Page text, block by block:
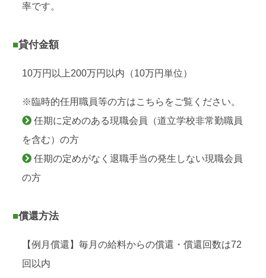
率です。
■貸付金額
10万円以上200万円以内（10万円単位）
※臨時的任用職員等の方はこちらをご覧ください。
任期に定めのある現職会員（道立学校非常勤職員
を含む）の方
任期の定めがなく退職手当の発生しない現職会員
の方
■償還方法
【例月償還】毎月の給料からの償還・償還回数は72
回以内